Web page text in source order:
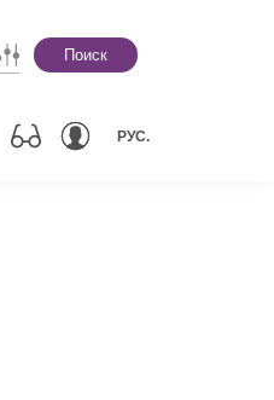
Поиск
РУС.